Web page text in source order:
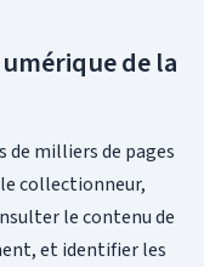
de la
de milliers de pages
collectionneur,
le contenu de
et identifier les